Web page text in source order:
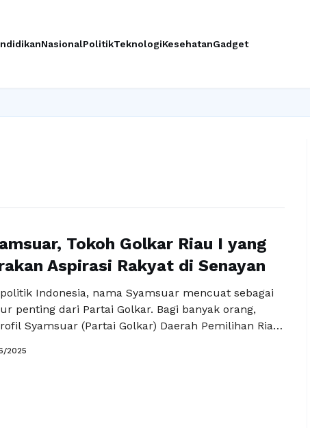
NasionalPolitikTeknologiKesehatanGadget
Tokoh Golkar Riau I yang
Aspirasi Rakyat di Senayan
Indonesia, nama Syamsuar mencuat sebagai
penting dari Partai Golkar. Bagi banyak orang,
Syamsuar (Partai Golkar) Daerah Pemilihan Riau
rakyat di daerah tersebut. Dengan pengalaman dan
2025